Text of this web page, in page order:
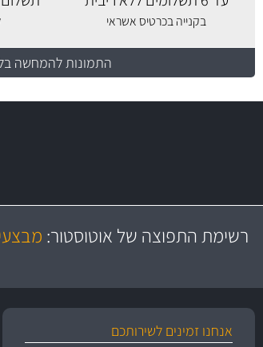
בקנייה בכרטיס אשראי
התמונות להמחשה
משלוח מהיר
באמצעות צ'יטה
משלוחים
רשימת התפוצה של אוטוסטור:
אנחנו זמינים לשירותכם